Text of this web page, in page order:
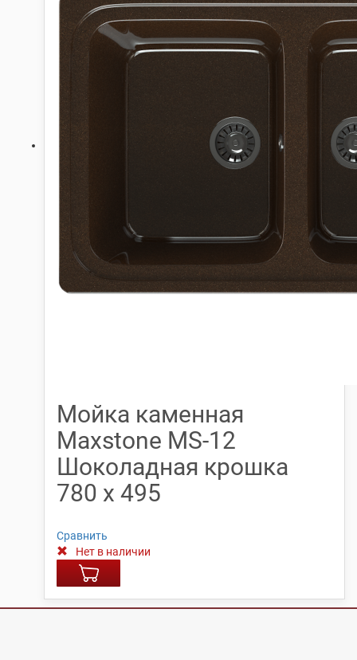
Мойка каменная
Maxstone МS-12
Шоколадная крошка
780 х 495
Сравнить
Нет в наличии